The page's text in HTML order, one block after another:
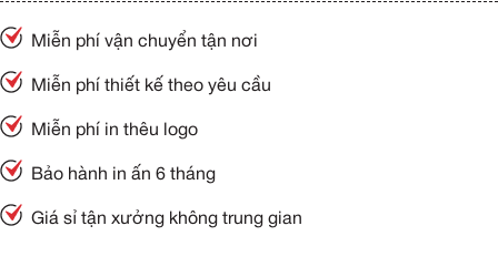
Miễn phí vận chuyển tận nơi
Miễn phí thiết kế theo yêu cầu
Miễn phí in thêu logo
Bảo hành in ấn 6 tháng
Giá sỉ tận xưởng không trung gian